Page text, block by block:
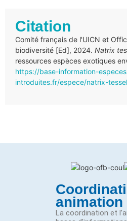
Citation
Comité français de l'UICN et
biodiversité [Ed], 2024. Natrix
ressources espèces exotiques
https://base-information-
introduites.fr/espece/natrix-
animation
La coordination et